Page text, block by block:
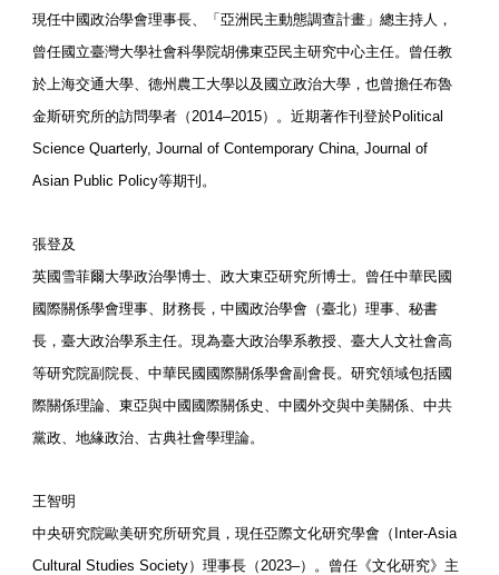
現任中國政治學會理事長、「亞洲民主動態調查計畫」總主持人，
曾任國立臺灣大學社會科學院胡佛東亞民主研究中心主任。曾任教
於上海交通大學、德州農工大學以及國立政治大學，也曾擔任布魯
金斯研究所的訪問學者（2014–2015）。近期著作刊登於Political
Science Quarterly, Journal of Contemporary China, Journal of
Asian Public Policy等期刊。
張登及
英國雪菲爾大學政治學博士、政大東亞研究所博士。曾任中華民國
國際關係學會理事、財務長，中國政治學會（臺北）理事、秘書
長，臺大政治學系主任。現為臺大政治學系教授、臺大人文社會高
等研究院副院長、中華民國國際關係學會副會長。研究領域包括國
際關係理論、東亞與中國國際關係史、中國外交與中美關係、中共
黨政、地緣政治、古典社會學理論。
王智明
中央研究院歐美研究所研究員，現任亞際文化研究學會（Inter-Asia
Cultural Studies Society）理事長（2023–）。曾任《文化研究》主